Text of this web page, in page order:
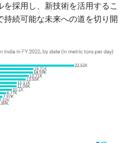
を採用し、新技術を活用するこ
持続可能な未来への道を切り開